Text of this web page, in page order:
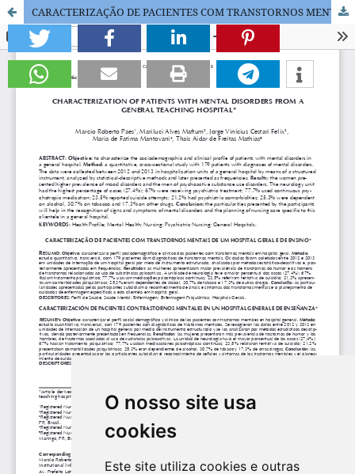
O nosso site usa
cookies
Este site utiliza cookies e outras
CARACTERIZAÇÃO DE PACIENTES COM TRANSTORNOS MENTAIS DE UM HOSPITAL GERAL E DE ENSINO